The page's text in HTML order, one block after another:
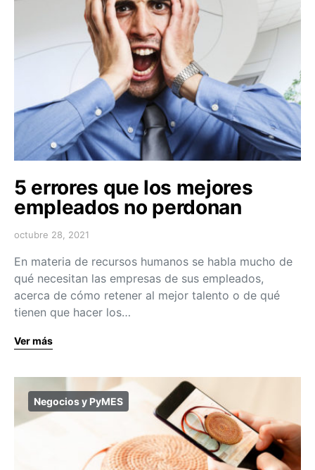
5 errores que los mejores
empleados no perdonan
octubre 28, 2021
En materia de recursos humanos se habla mucho de
qué necesitan las empresas de sus empleados,
acerca de cómo retener al mejor talento o de qué
tienen que hacer los…
Ver más
Negocios y PyMES